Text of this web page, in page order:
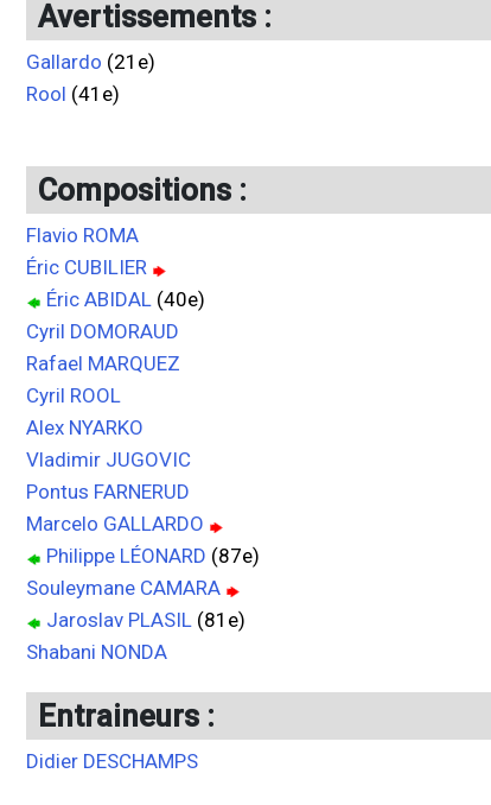
Avertissements :
Gallardo (21e)
Rool (41e)
Compositions :
Flavio ROMA
Éric CUBILIER
Éric ABIDAL (40e)
Cyril DOMORAUD
Rafael MARQUEZ
Cyril ROOL
Alex NYARKO
Vladimir JUGOVIC
Pontus FARNERUD
Marcelo GALLARDO
Philippe LÉONARD (87e)
Souleymane CAMARA
Jaroslav PLASIL (81e)
Shabani NONDA
Entraineurs :
Didier DESCHAMPS